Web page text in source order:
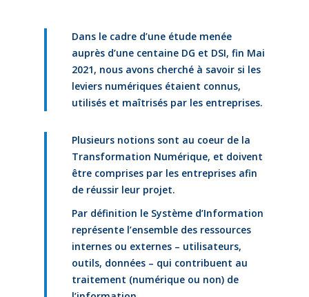
Dans le cadre d’une étude menée
auprès d’une centaine DG et DSI, fin Mai
2021, nous avons cherché à savoir si les
leviers numériques étaient connus,
utilisés et maîtrisés par les entreprises.
Plusieurs notions sont au coeur de la
Transformation Numérique, et doivent
être comprises par les entreprises afin
de réussir leur projet.
Par définition le Système d’Information
représente l’ensemble des ressources
internes ou externes – utilisateurs,
outils, données – qui contribuent au
traitement (numérique ou non) de